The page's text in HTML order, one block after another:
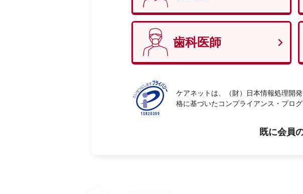
歯科医師
ケアネットは、（財）日本情報処理開
格に基づいたコンプライアンス・プロ
既に会員